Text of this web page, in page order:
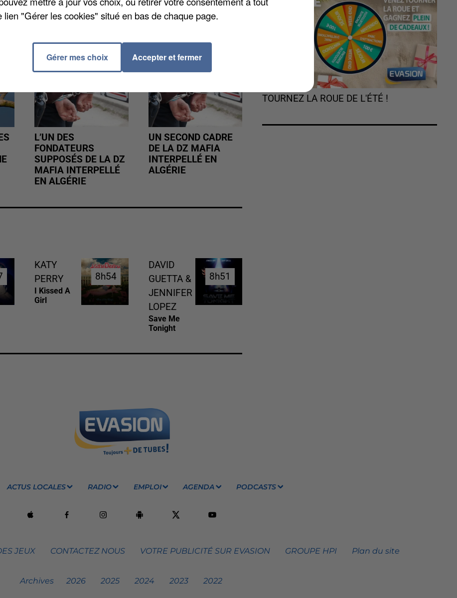
L’UN DES
FONDATEURS
SUPPOSÉS DE LA DZ
MAFIA INTERPELLÉ
EN ALGÉRIE
UN SECOND CADRE
DE LA DZ MAFIA
INTERPELLÉ EN
ALGÉRIE
KATY
PERRY
I Kissed A
Girl
8h54
8h54
DAVID
GUETTA &
JENNIFER
LOPEZ
Save Me
Tonight
8h51
8h51
TOURNEZ LA ROUE DE L'ÉTÉ !
ACTUS LOCALES RADIO EMPLOI AGENDA PODCASTS
JEUX CONTACTEZ NOUS VOTRE PUBLICITÉ SUR EVASION GROUPE HPI Plan du site
Archives 2026 2025 2024 2023 2022
lien "Gérer les cookies" situé en bas de chaque page.
Gérer mes choix Accepter et fermer